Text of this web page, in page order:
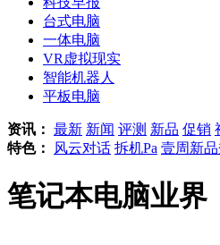
台式电脑
一体电脑
VR虚拟现实
智能机器人
平板电脑
资讯： 最新 新闻 评测 新品 促销
特色：
风云对话 拆机Pa 壹周新品
笔记本电脑业界